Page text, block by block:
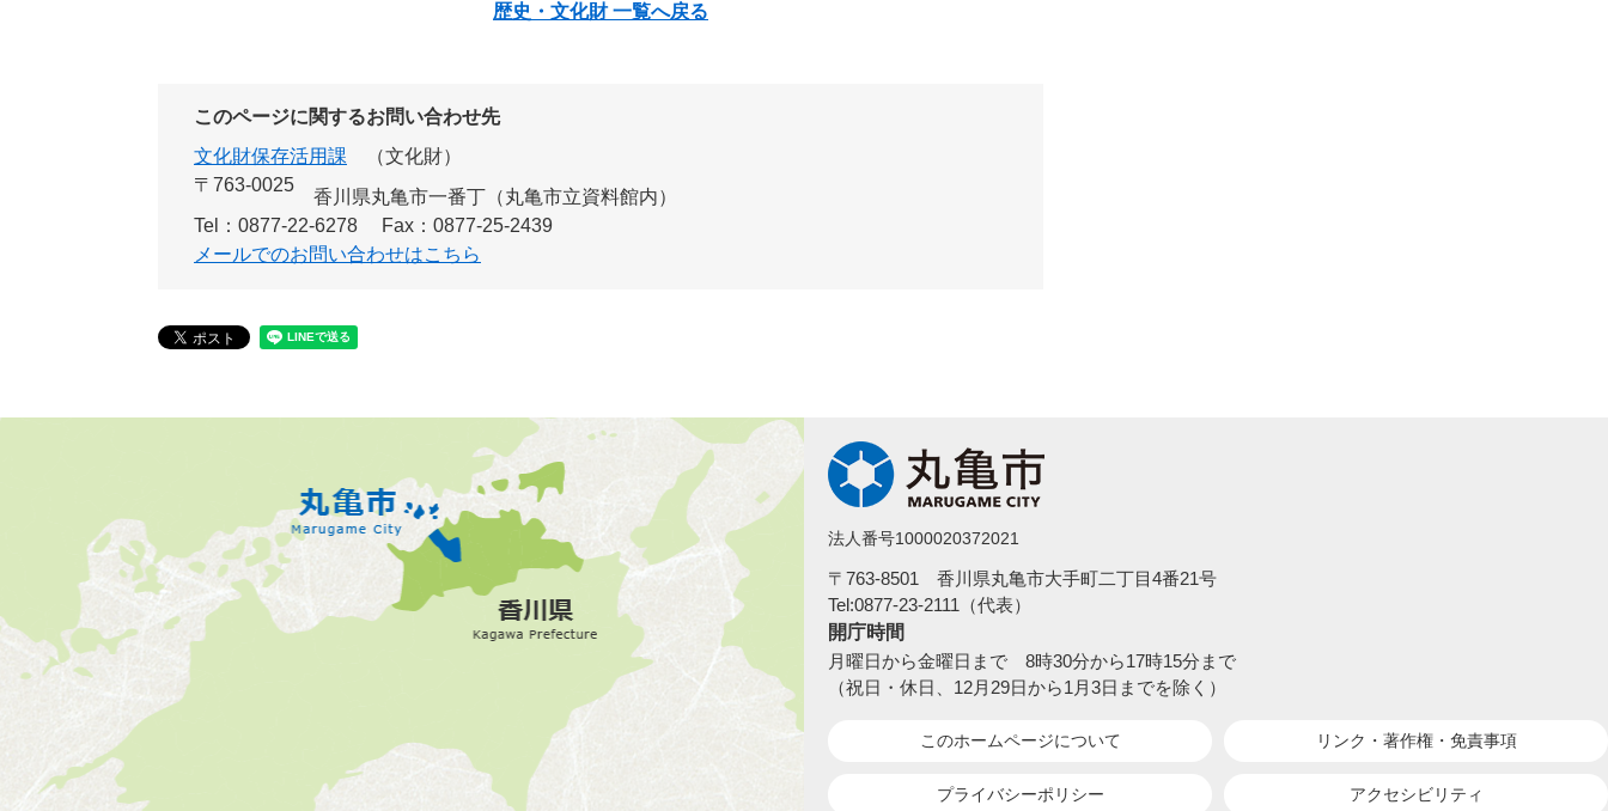
歴史・文化財 一覧へ戻る
このページに関するお問い合わせ先
文化財保存活用課
文化財
〒763-0025
香川県丸亀市一番丁（丸亀市立資料館内）
Tel：0877-22-6278
Fax：0877-25-2439
メールでのお問い合わせはこちら
法人番号1000020372021
〒763-8501 香川県丸亀市大手町二丁目4番21号
Tel:0877-23-2111（代表）
開庁時間
月曜日から金曜日まで 8時30分から17時15分まで
（祝日・休日、12月29日から1月3日までを除く）
このホームページについて リンク・著作権・ 免責事項
プライバシーポリシー アクセシビリティ